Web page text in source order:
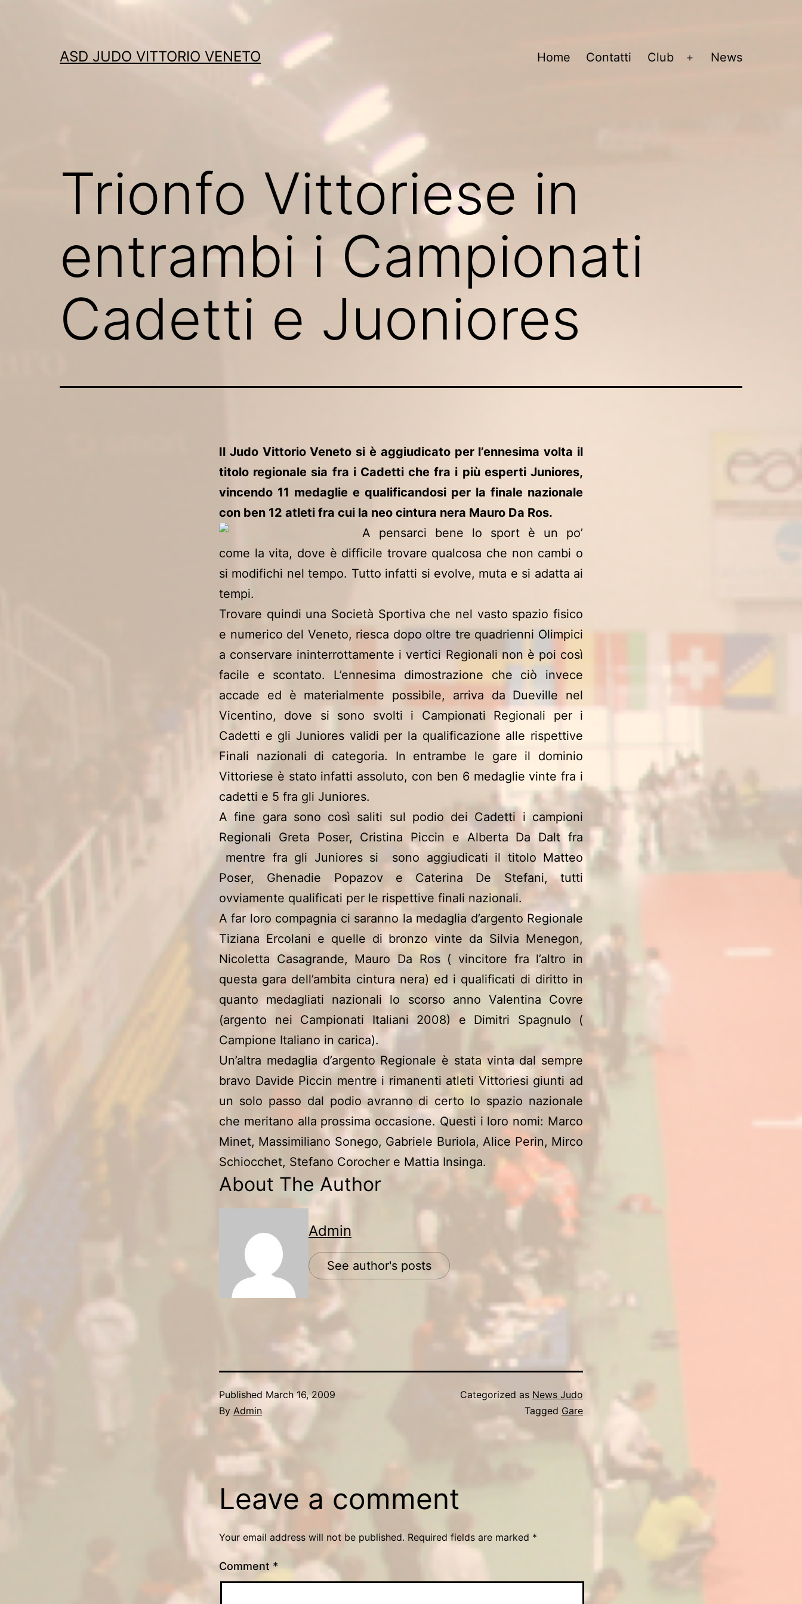
ASD JUDO VITTORIO VENETO Home Contatti Club
Open
News
Trionfo Vittoriese in
entrambi i Campionati
Cadetti e Juoniores
Il Judo Vittorio Veneto si è aggiudicato per l’ennesima volta il
titolo regionale sia fra i Cadetti che fra i più esperti Juniores,
vincendo 11 medaglie e qualificandosi per la finale nazionale
con ben 12 atleti fra cui la neo cintura nera Mauro Da Ros.
A pensarci bene lo sport è un po’
come la vita, dove è difficile trovare qualcosa che non cambi o
si modifichi nel tempo. Tutto infatti si evolve, muta e si adatta ai
tempi.
Trovare quindi una Società Sportiva che nel vasto spazio fisico
e numerico del Veneto, riesca dopo oltre tre quadrienni Olimpici
a conservare ininterrottamente i vertici Regionali non è poi così
facile e scontato. L’ennesima dimostrazione che ciò invece
accade ed è materialmente possibile, arriva da Dueville nel
Vicentino, dove si sono svolti i Campionati Regionali per i
Cadetti e gli Juniores validi per la qualificazione alle rispettive
Finali nazionali di categoria. In entrambe le gare il dominio
Vittoriese è stato infatti assoluto, con ben 6 medaglie vinte fra i
cadetti e 5 fra gli Juniores.
A fine gara sono così saliti sul podio dei Cadetti i campioni
Regionali Greta Poser, Cristina Piccin e Alberta Da Dalt fra
mentre fra gli Juniores si sono aggiudicati il titolo Matteo
Poser, Ghenadie Popazov e Caterina De Stefani, tutti
ovviamente qualificati per le rispettive finali nazionali.
A far loro compagnia ci saranno la medaglia d’argento Regionale
Tiziana Ercolani e quelle di bronzo vinte da Silvia Menegon,
Nicoletta Casagrande, Mauro Da Ros ( vincitore fra l’altro in
questa gara dell’ambita cintura nera) ed i qualificati di diritto in
quanto medagliati nazionali lo scorso anno Valentina Covre
(argento nei Campionati Italiani 2008) e Dimitri Spagnulo (
Campione Italiano in carica).
Un’altra medaglia d’argento Regionale è stata vinta dal sempre
bravo Davide Piccin mentre i rimanenti atleti Vittoriesi giunti ad
un solo passo dal podio avranno di certo lo spazio nazionale
che meritano alla prossima occasione. Questi i loro nomi: Marco
Minet, Massimiliano Sonego, Gabriele Buriola, Alice Perin, Mirco
Schiocchet, Stefano Corocher e Mattia Insinga.
About The Author
Admin
See author's posts
Published March 16, 2009
By Admin
Categorized as News Judo
Tagged Gare
Leave a comment
Your email address will not be published. Required fields are marked *
Comment *